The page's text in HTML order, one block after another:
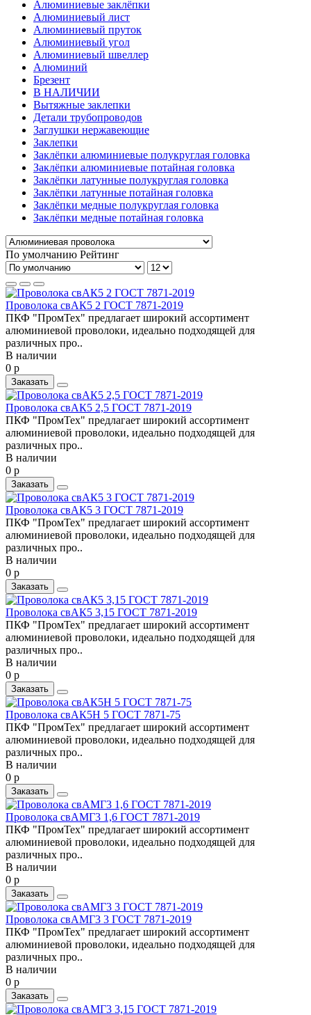
Алюминиевые заклёпки
Алюминиевый лист
Алюминиевый пруток
Алюминиевый угол
Алюминиевый швеллер
Алюминий
Брезент
В НАЛИЧИИ
Вытяжные заклепки
Детали трубопроводов
Заглушки нержавеющие
Заклепки
Заклёпки алюминиевые полукруглая головка
Заклёпки алюминиевые потайная головка
Заклёпки латунные полукруглая головка
Заклёпки латунные потайная головка
Заклёпки медные полукруглая головка
Заклёпки медные потайная головка
По умолчанию Рейтинг
Проволока свАК5 2 ГОСТ 7871-2019
ПКФ "ПромТех" предлагает широкий ассортимент
алюминиевой проволоки, идеально подходящей для
различных про..
В наличии
0 р
Заказать
Проволока свАК5 2,5 ГОСТ 7871-2019
ПКФ "ПромТех" предлагает широкий ассортимент
алюминиевой проволоки, идеально подходящей для
различных про..
В наличии
0 р
Заказать
Проволока свАК5 3 ГОСТ 7871-2019
ПКФ "ПромТех" предлагает широкий ассортимент
алюминиевой проволоки, идеально подходящей для
различных про..
В наличии
0 р
Заказать
Проволока свАК5 3,15 ГОСТ 7871-2019
ПКФ "ПромТех" предлагает широкий ассортимент
алюминиевой проволоки, идеально подходящей для
различных про..
В наличии
0 р
Заказать
Проволока свАК5Н 5 ГОСТ 7871-75
ПКФ "ПромТех" предлагает широкий ассортимент
алюминиевой проволоки, идеально подходящей для
различных про..
В наличии
0 р
Заказать
Проволока свАМГ3 1,6 ГОСТ 7871-2019
ПКФ "ПромТех" предлагает широкий ассортимент
алюминиевой проволоки, идеально подходящей для
различных про..
В наличии
0 р
Заказать
Проволока свАМГ3 3 ГОСТ 7871-2019
ПКФ "ПромТех" предлагает широкий ассортимент
алюминиевой проволоки, идеально подходящей для
различных про..
В наличии
0 р
Заказать